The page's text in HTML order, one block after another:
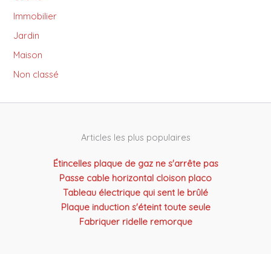
Immobilier
Jardin
Maison
Non classé
Articles les plus populaires
Étincelles plaque de gaz ne s'arrête pas
Passe cable horizontal cloison placo
Tableau électrique qui sent le brûlé
Plaque induction s'éteint toute seule
Fabriquer ridelle remorque